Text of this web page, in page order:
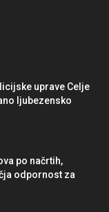
uprave Celje
ljubezensko
po načrtih,
odpornost za